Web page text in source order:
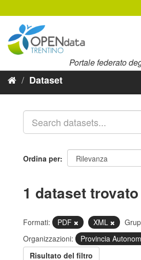
al
contenuto
Portale federato
Dataset
Ordina per
1 dataset trovato
Formati: PDF XML
Organizzazioni:
Provincia
Risultato del filtro